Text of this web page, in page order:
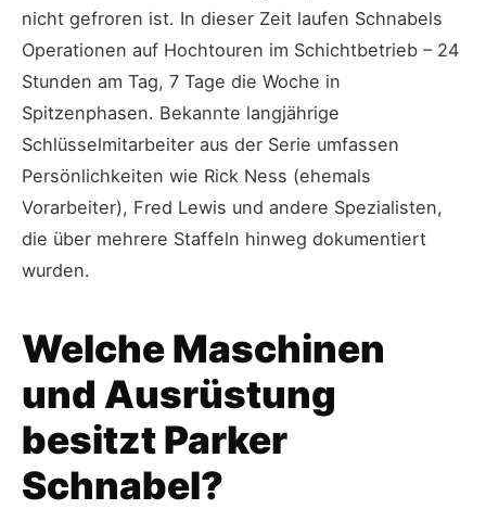
nicht gefroren ist. In dieser Zeit laufen Schnabels
Operationen auf Hochtouren im Schichtbetrieb – 24
Stunden am Tag, 7 Tage die Woche in
Spitzenphasen. Bekannte langjährige
Schlüsselmitarbeiter aus der Serie umfassen
Persönlichkeiten wie Rick Ness (ehemals
Vorarbeiter), Fred Lewis und andere Spezialisten,
die über mehrere Staffeln hinweg dokumentiert
wurden.
Welche Maschinen
und Ausrüstung
besitzt Parker
Schnabel?